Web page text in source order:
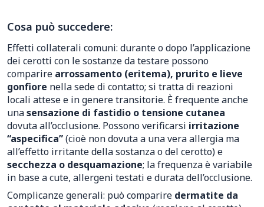
Cosa può succedere:
Effetti collaterali comuni: durante o dopo l’applicazione
dei cerotti con le sostanze da testare possono
comparire arrossamento (eritema), prurito e lieve
gonfiore nella sede di contatto; si tratta di reazioni
locali attese e in genere transitorie. È frequente anche
unasensazione di fastidio o tensione cutanea
dovuta all’occlusione. Possono verificarsi irritazione
“aspecifica”(cioè non dovuta a una vera allergia ma
all’effetto irritante della sostanza o del cerotto) e
secchezza o desquamazione; la frequenza è variabile
in base a cute, allergeni testati e durata dell’occlusione.
Complicanze generali: può comparire dermatite da